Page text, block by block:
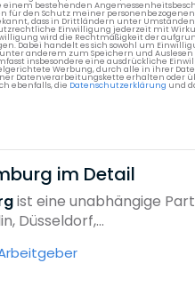
einem bestehenden
den Schutz meiner personenbezogenen
dass in Drittländern unter
Einwilligung jederzeit mit
wird die Rechtmäßigkeit der
Dabei handelt es sich sowohl um
anderem zum Speichern und
insbesondere eine ausdrückliche
Werbung, durch alle in ihrer
Datenverarbeitungskette erhalten oder
ebenfalls, die Datenschutzerklärung und
im Detail
ist eine unabhängige
Düsseldorf,...